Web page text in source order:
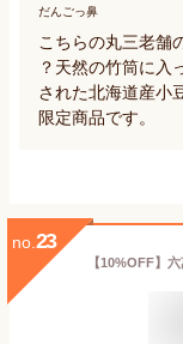
だんごっ鼻
こちらの丸三老舗
？天然の竹筒に入
された北海道産小
限定商品です。
no. 23